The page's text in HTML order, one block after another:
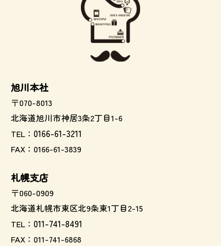
旭川本社
〒070-8013
北海道旭川市神居3条2丁目1-6
TEL： 0166-61-3211
FAX：0166-61-3839
札幌支店
〒060-0909
北海道札幌市東区北9条東1丁目2-15
TEL： 011-741-8491
FAX：011-741-6868